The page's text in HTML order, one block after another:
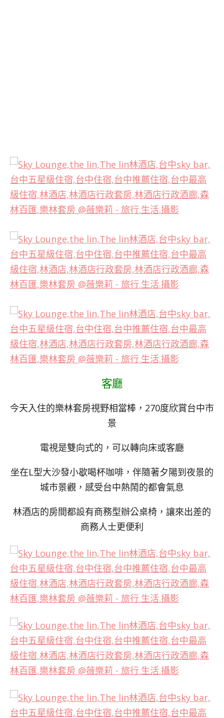
客廳
今天入住的樂林套房視野相當棒，270度欣賞台中市
景
電視是雙向式的，可以轉向床或客廳
坐在L型大沙發小歇喝杯咖啡，伴隨著夕陽到夜景的
城市景觀，感受台中熱鬧的都會氣息
林酒店的房間都設有商務型辦公桌椅，讓來出差的
商務人士更便利